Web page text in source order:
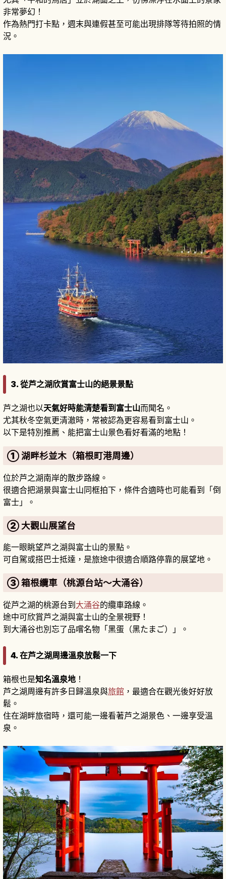
非常夢幻！
作為熱門打卡點，週末與連假甚至可能出現排隊等待拍照的情
況。
3. 從芦之湖欣賞富士山的絕景景點
芦之湖也以天氣好時能清楚看到富士山而聞名。
尤其秋冬空氣更清澈時，常被認為更容易看到富士山。
以下是特別推薦、能把富士山景色看好看滿的地點！
① 湖畔杉並木（箱根町港周邊）
位於芦之湖南岸的散步路線。
很適合把湖景與富士山同框拍下，條件合適時也可能看到「倒
富士」。
② 大觀山展望台
能一眼眺望芦之湖與富士山的景點。
可自駕或搭巴士抵達，是旅途中很適合順路停靠的展望地。
③ 箱根纜車（桃源台站〜大涌谷）
從芦之湖的桃源台到 大涌谷的纜車路線。
途中可欣賞芦之湖與富士山的全景視野！
到大涌谷也別忘了品嚐名物「黑蛋（黑たまご）」。
4. 在芦之湖周邊溫泉放鬆一下
箱根也是知名溫泉地 ！
芦之湖周邊有許多日歸溫泉與旅館 ，最適合在觀光後好好放
鬆。
住在湖畔旅宿時，還可能一邊看著芦之湖景色、一邊享受溫
泉。